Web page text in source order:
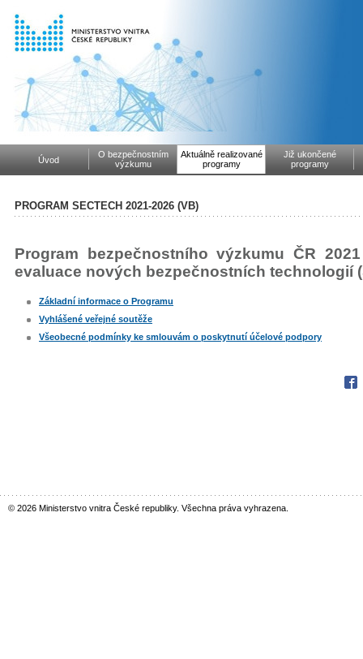
Úvod
O bezpečnostním
výzkumu
Aktuálně realizované
programy
Již ukončené
programy
PROGRAM SECTECH 2021-2026 (VB)
Program bezpečnostního výzkumu ČR
evaluace nových bezpečnostních technologií
Základní informace o Programu
Vyhlášené veřejné soutěže
Všeobecné podmínky ke smlouvám o poskytnutí účelové podpory
© 2026 Ministerstvo vnitra České republiky. Všechna práva vyhrazena.